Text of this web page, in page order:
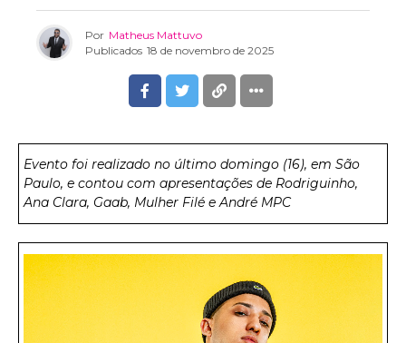
Por Matheus Mattuvo
Publicados 18 de novembro de 2025
Evento foi realizado no último domingo (16), em São
Paulo, e contou com apresentações de Rodriguinho,
Ana Clara, Gaab, Mulher Filé e André MPC